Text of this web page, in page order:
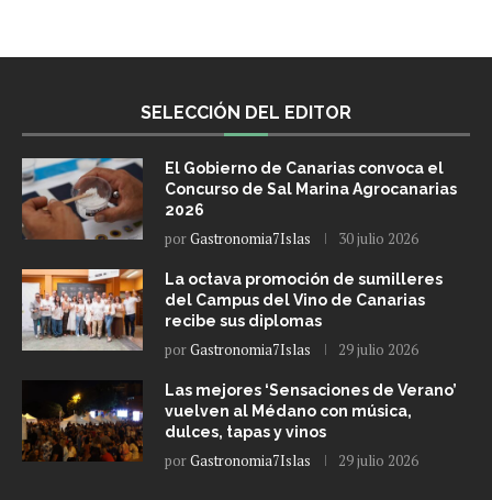
SELECCIÓN DEL EDITOR
El Gobierno de Canarias convoca el
Concurso de Sal Marina Agrocanarias
2026
porGastronomia7Islas 30 julio 2026
La octava promoción de sumilleres
del Campus del Vino de Canarias
recibe sus diplomas
porGastronomia7Islas 29 julio 2026
Las mejores ‘Sensaciones de Verano’
vuelven al Médano con música,
dulces, tapas y vinos
porGastronomia7Islas 29 julio 2026